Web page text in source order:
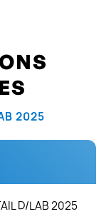
2025
D/LAB 2025